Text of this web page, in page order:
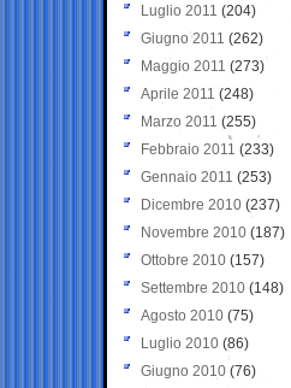
Luglio 2011 (204)
Giugno 2011 (262)
Maggio 2011 (273)
Aprile 2011 (248)
Marzo 2011 (255)
Febbraio 2011 (233)
Gennaio 2011 (253)
Dicembre 2010 (237)
Novembre 2010 (187)
Ottobre 2010 (157)
Settembre 2010 (148)
Agosto 2010 (75)
Luglio 2010 (86)
Giugno 2010 (76)